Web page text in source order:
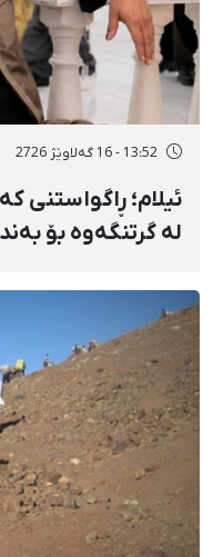
13:52 - 16 گەلاوێژ 2726
ئیلام؛